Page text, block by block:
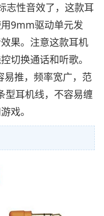
志性音效了，这款耳
9mm驱动单元发
果。注意这款耳机
切换通话和听歌。
推，频率宽广，范
型耳机线，不容易缠
戏。